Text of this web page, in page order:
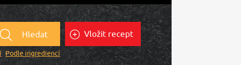
Hledat
Podle ingrediencí
Vložit recept